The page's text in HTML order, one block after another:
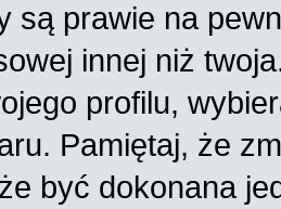
są prawie na
innej niż
profilu,
Pamiętaj, że
być dokonana